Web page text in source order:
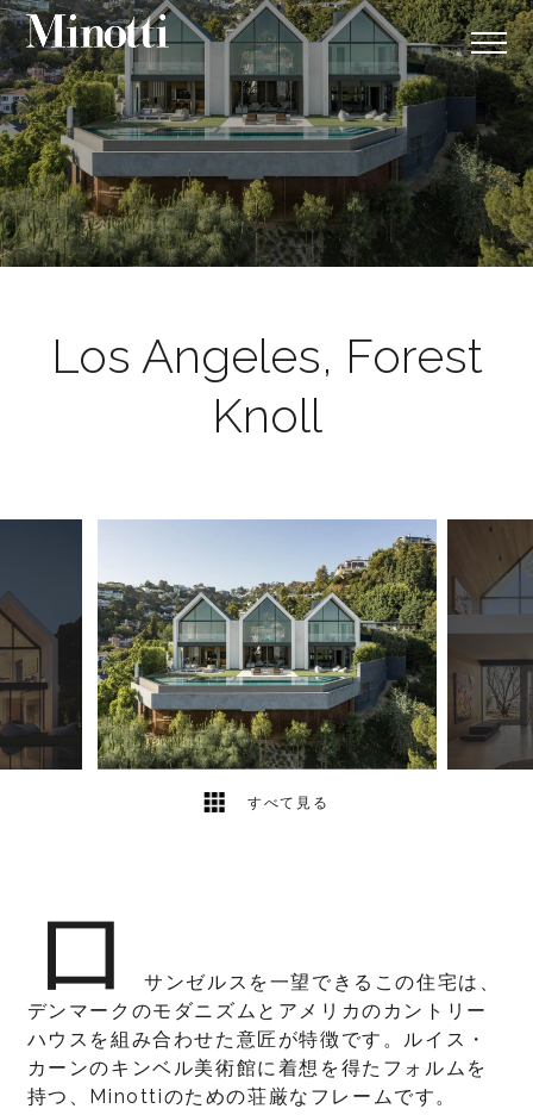
Los Angeles, Forest
Knoll
すべて見る
13
ロ
サンゼルスを一望できるこの住宅は、
デンマークのモダニズムとアメリカのカントリー
ハウスを組み合わせた意匠が特徴です。ルイス・
カーンのキンベル美術館に着想を得たフォルムを
持つ、Minottiのための荘厳なフレームです。